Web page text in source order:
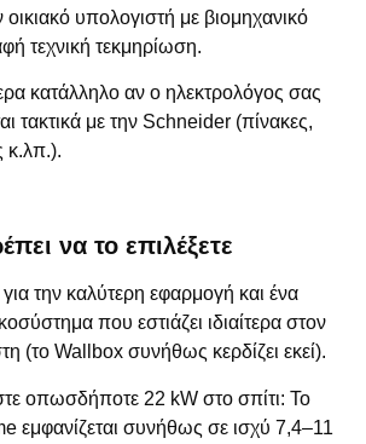
οικιακό υπολογιστή με βιομηχανικό
τεχνική τεκμηρίωση.
κατάλληλο αν ο ηλεκτρολόγος σας
τακτικά με την Schneider (πίνακες,
κ.λπ.).
να το επιλέξετε
την καλύτερη εφαρμογή και ένα
που εστιάζει ιδιαίτερα στον
(το Wallbox συνήθως κερδίζει εκεί).
οπωσδήποτε 22 kW στο σπίτι: Το
εμφανίζεται συνήθως σε ισχύ 7,4–11